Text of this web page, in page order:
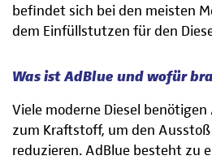
befindet sich bei den meisten
dem Einfüllstutzen für den
Was ist AdBlue und wofür
Viele moderne Diesel
zum Kraftstoff, um den
reduzieren. AdBlue besteht zu